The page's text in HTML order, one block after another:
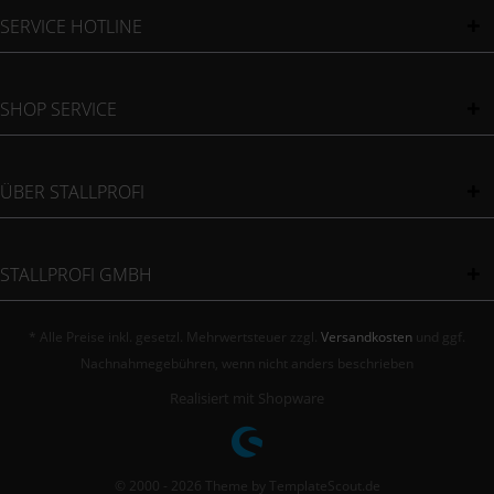
SERVICE HOTLINE
SHOP SERVICE
ÜBER STALLPROFI
STALLPROFI GMBH
* Alle Preise inkl. gesetzl. Mehrwertsteuer zzgl. Versandkosten und ggf.
Nachnahmegebühren, wenn nicht anders beschrieben
Realisiert mit Shopware
© 2000 - 2026 Theme by TemplateScout.de